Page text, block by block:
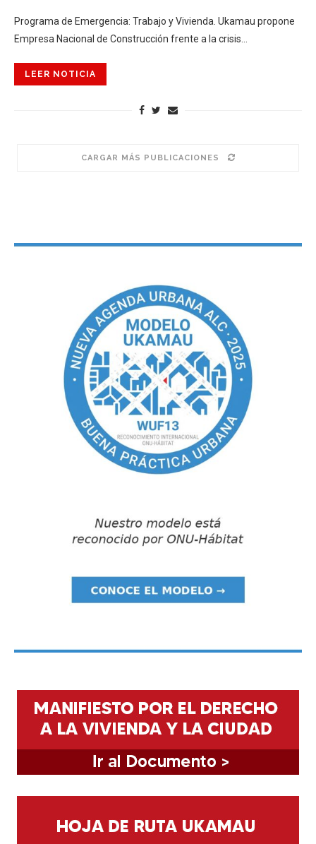
Programa de Emergencia: Trabajo y Vivienda. Ukamau propone
Empresa Nacional de Construcción frente a la crisis…
LEER NOTICIA
CARGAR MÁS PUBLICACIONES